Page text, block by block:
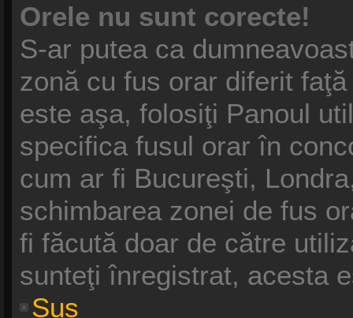
Orele nu sunt corecte!
S-ar putea ca
zonă cu fus orar diferit
este aşa, folosiţi Panoul
specifica fusul orar în
cum ar fi Bucureşti,
schimbarea zonei de fus
fi făcută doar de către
sunteţi înregistrat, acesta
Sus